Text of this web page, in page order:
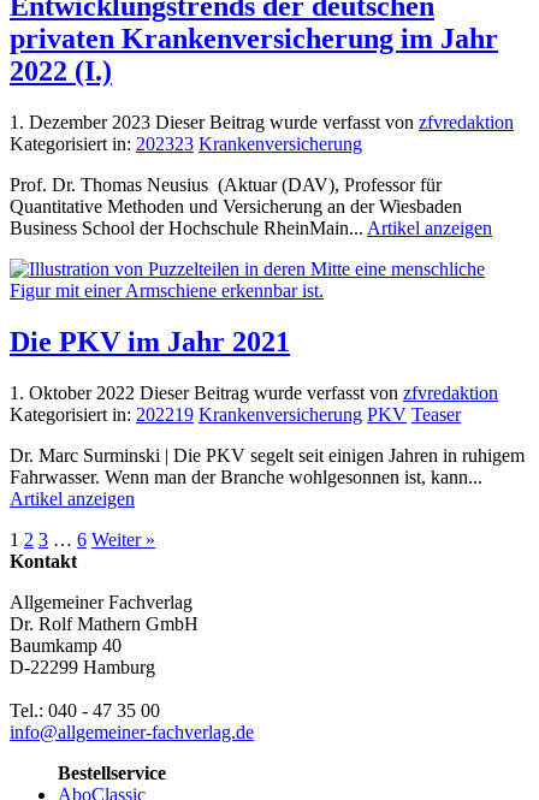
Entwicklungstrends der deutschen
privaten Krankenversicherung im Jahr
2022 (I.)
1. Dezember 2023 Dieser Beitrag wurde verfasst von zfvredaktion
Kategorisiert in: 202323 Krankenversicherung
Prof. Dr. Thomas Neusius (Aktuar (DAV), Professor für
Quantitative Methoden und Versicherung an der Wiesbaden
Business School der Hochschule RheinMain... Artikel anzeigen
Die PKV im Jahr 2021
1. Oktober 2022 Dieser Beitrag wurde verfasst von zfvredaktion
Kategorisiert in: 202219 Krankenversicherung PKV Teaser
Dr. Marc Surminski | Die PKV segelt seit einigen Jahren in ruhigem
Fahrwasser. Wenn man der Branche wohlgesonnen ist, kann...
Artikel anzeigen
1 2 3 … 6 Weiter »
Kontakt
Allgemeiner Fachverlag
Dr. Rolf Mathern GmbH
Baumkamp 40
D-22299 Hamburg
Tel.: 040 - 47 35 00
info@allgemeiner-fachverlag.de
Bestellservice
AboClassic